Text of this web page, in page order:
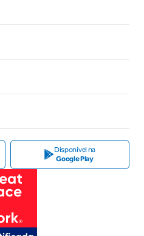
Disponível na
Google Play